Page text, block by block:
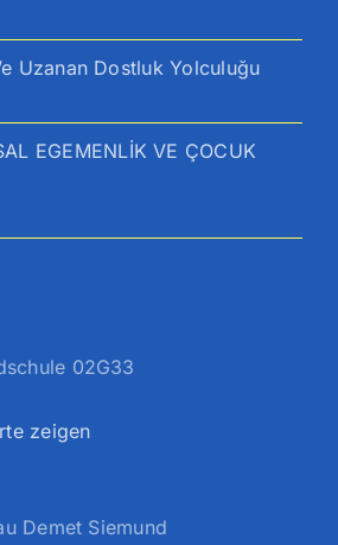
Uzanan Dostluk Yolculuğu
EGEMENLİK VE ÇOCUK
02G33
zeigen
Demet Siemund